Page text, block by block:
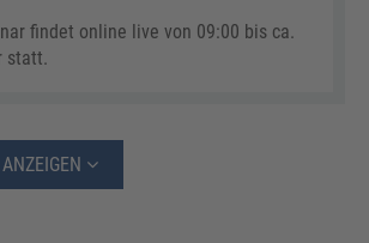
findet online live von 09:00 bis ca.
statt.